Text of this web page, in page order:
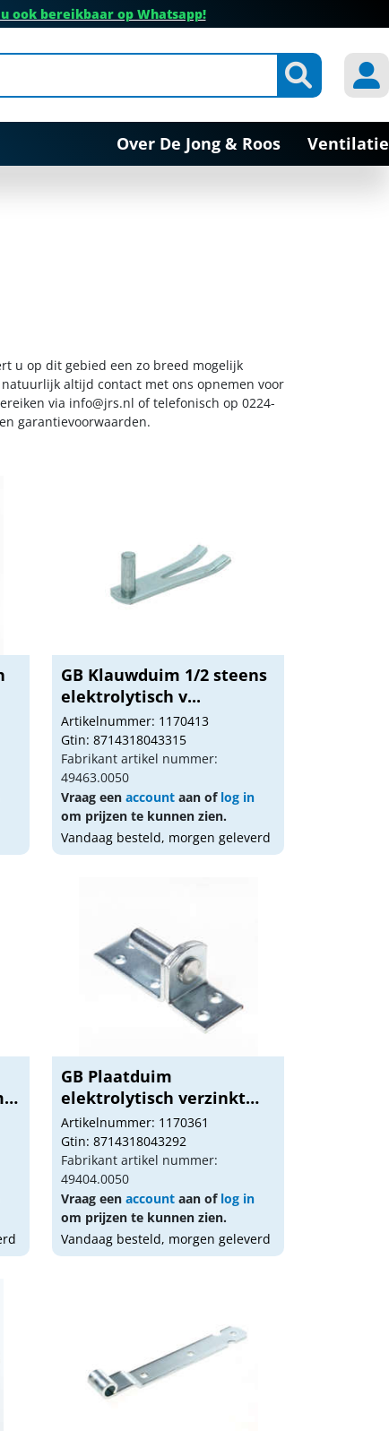
ook bereikbaar op Whatsapp!
Over De Jong & Roos Ventilatie
u op dit gebied een zo breed mogelijk
altijd contact met ons opnemen voor
via info@jrs.nl of telefonisch op 0224-
garantievoorwaarden.
GB Klauwduim 1/2 steens
elektrolytisch v...
Artikelnummer: 1170413
Gtin: 8714318043315
Fabrikant artikel nummer:
49463.0050
Vraag eenaccount aan of log in
om prijzen te kunnen zien.
Vandaag besteld, morgen geleverd
GB Plaatduim
elektrolytisch verzinkt
pen...
Artikelnummer: 1170361
Gtin: 8714318043292
Fabrikant artikel nummer:
49404.0050
Vraag eenaccount aan of log in
om prijzen te kunnen zien.
Vandaag besteld, morgen geleverd